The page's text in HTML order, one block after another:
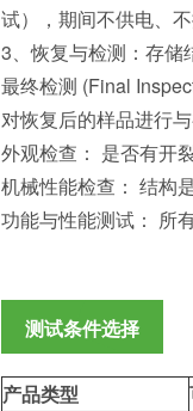
试），期间不供电、不
3、恢复与检测：存储
最终检测 (Final
对恢复后的样品进行
外观检查： 是否有开
机械性能检查： 结构
功能与性能测试： 所
测试条件选择
产品类型